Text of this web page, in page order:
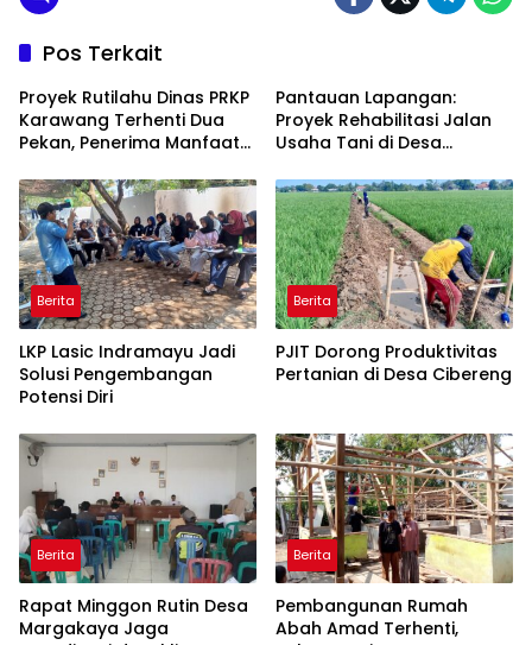
Pos Terkait
Proyek Rutilahu Dinas PRKP
Karawang Terhenti Dua
Pekan, Penerima Manfaat
Pantauan Lapangan:
Proyek Rehabilitasi Jalan
Usaha Tani di Desa
Sesuai Spesifikasi
Berita
LKP Lasic Indramayu Jadi
Solusi Pengembangan
Potensi Diri
Berita
PJIT Dorong Produktivitas
Pertanian di Desa Cibereng
Berita
Rapat Minggon Rutin Desa
Margakaya Jaga
Berita
Pembangunan Rumah
Abah Amad Terhenti,